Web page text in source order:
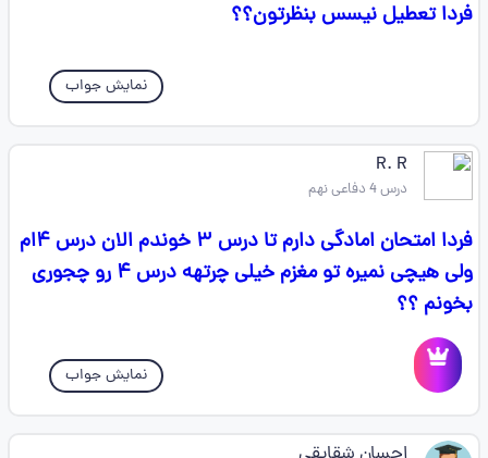
فردا تعطیل نیسس بنظرتون؟؟
نمایش جواب
R. R
درس 4 دفاعی نهم
فردا امتحان امادگی دارم تا درس ۳ خوندم الان درس ۴ام
ولی هیچی نمیره تو مغزم خیلی چرتهه درس ۴ رو چجوری
بخونم ؟؟
نمایش جواب